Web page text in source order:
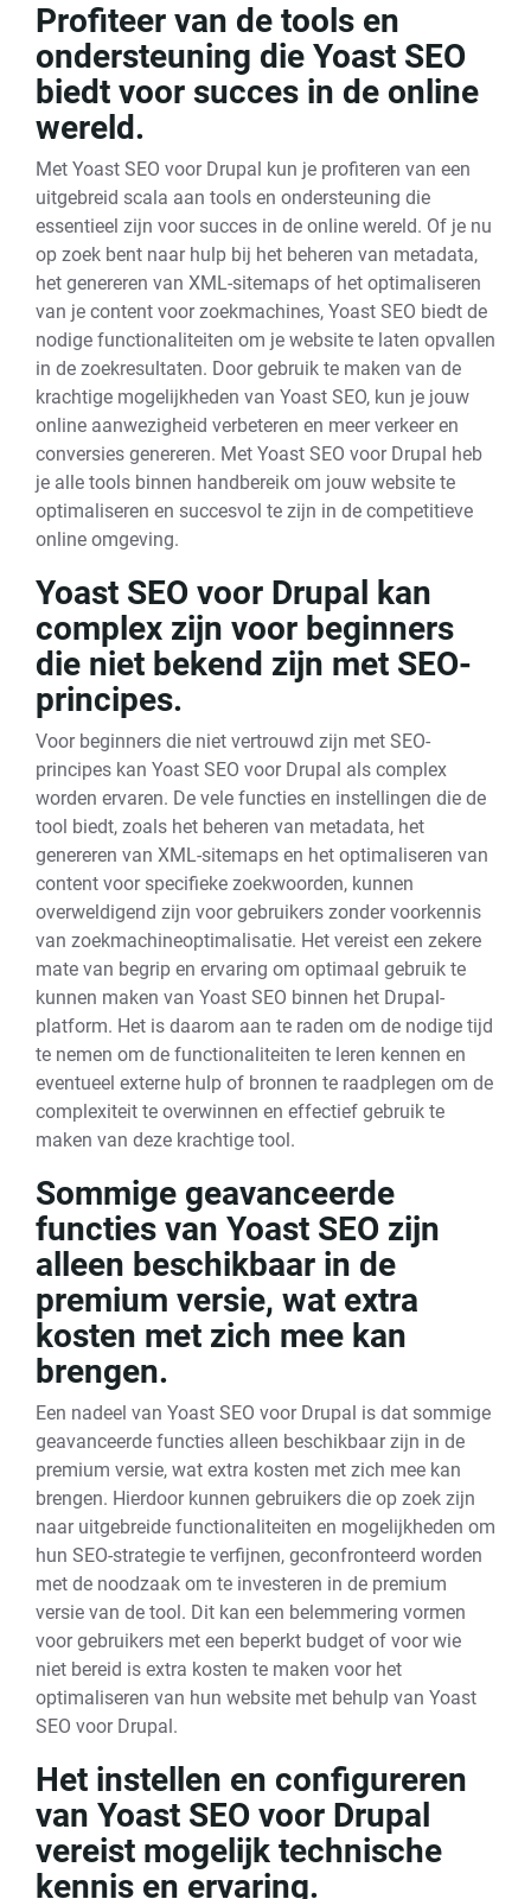
Profiteer van de tools en
ondersteuning die Yoast SEO
biedt voor succes in de online
wereld.
Met Yoast SEO voor Drupal kun je profiteren van een
uitgebreid scala aan tools en ondersteuning die
essentieel zijn voor succes in de online wereld. Of je nu
op zoek bent naar hulp bij het beheren van metadata,
het genereren van XML-sitemaps of het optimaliseren
van je content voor zoekmachines, Yoast SEO biedt de
nodige functionaliteiten om je website te laten opvallen
in de zoekresultaten. Door gebruik te maken van de
krachtige mogelijkheden van Yoast SEO, kun je jouw
online aanwezigheid verbeteren en meer verkeer en
conversies genereren. Met Yoast SEO voor Drupal heb
je alle tools binnen handbereik om jouw website te
optimaliseren en succesvol te zijn in de competitieve
online omgeving.
Yoast SEO voor Drupal kan
complex zijn voor beginners
die niet bekend zijn met SEO-
principes.
Voor beginners die niet vertrouwd zijn met SEO-
principes kan Yoast SEO voor Drupal als complex
worden ervaren. De vele functies en instellingen die de
tool biedt, zoals het beheren van metadata, het
genereren van XML-sitemaps en het optimaliseren van
content voor specifieke zoekwoorden, kunnen
overweldigend zijn voor gebruikers zonder voorkennis
van zoekmachineoptimalisatie. Het vereist een zekere
mate van begrip en ervaring om optimaal gebruik te
kunnen maken van Yoast SEO binnen het Drupal-
platform. Het is daarom aan te raden om de nodige tijd
te nemen om de functionaliteiten te leren kennen en
eventueel externe hulp of bronnen te raadplegen om de
complexiteit te overwinnen en effectief gebruik te
maken van deze krachtige tool.
Sommige geavanceerde
functies van Yoast SEO zijn
alleen beschikbaar in de
premium versie, wat extra
kosten met zich mee kan
brengen.
Een nadeel van Yoast SEO voor Drupal is dat sommige
geavanceerde functies alleen beschikbaar zijn in de
premium versie, wat extra kosten met zich mee kan
brengen. Hierdoor kunnen gebruikers die op zoek zijn
naar uitgebreide functionaliteiten en mogelijkheden om
hun SEO-strategie te verfijnen, geconfronteerd worden
met de noodzaak om te investeren in de premium
versie van de tool. Dit kan een belemmering vormen
voor gebruikers met een beperkt budget of voor wie
niet bereid is extra kosten te maken voor het
optimaliseren van hun website met behulp van Yoast
SEO voor Drupal.
Het instellen en configureren
van Yoast SEO voor Drupal
vereist mogelijk technische
kennis en ervaring.